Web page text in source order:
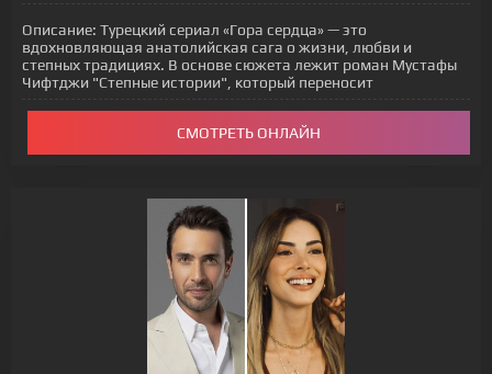
Описание: Турецкий сериал «Гора сердца» — это
вдохновляющая анатолийская сага о жизни, любви и
степных традициях. В основе сюжета лежит роман Мустафы
Чифтджи "Степные истории", который переносит
СМОТРЕТЬ ОНЛАЙН